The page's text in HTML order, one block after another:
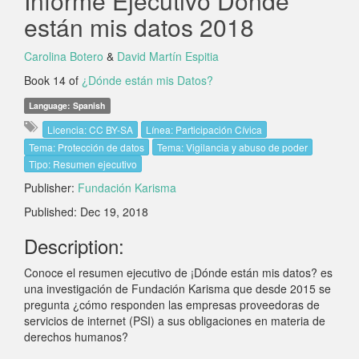
están mis datos 2018
Carolina Botero & David Martín Espitia
Book 14 of ¿Dónde están mis Datos?
Language: Spanish
Licencia: CC BY-SA
Línea: Participación Cívica
Tema: Protección de datos
Tema: Vigilancia y abuso de poder
Tipo: Resumen ejecutivo
Publisher: Fundación Karisma
Published: Dec 19, 2018
Description:
Conoce el resumen ejecutivo de ¡Dónde están mis datos? es
una investigación de Fundación Karisma que desde 2015 se
pregunta ¿cómo responden las empresas proveedoras de
servicios de internet (PSI) a sus obligaciones en materia de
derechos humanos?